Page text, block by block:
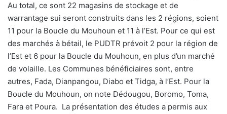
Au total, ce sont 22 magasins de stockage et de
warrantage sui seront construits dans les 2 régions, soient
11 pour la Boucle du Mouhoun et 11 à l’Est. Pour ce qui est
des marchés à bétail, le PUDTR prévoit 2 pour la région de
l’Est et 6 pour la Boucle du Mouhoun, en plus d’un marché
de volaille. Les Communes bénéficiaires sont, entre
autres, Fada, Dianpangou, Diabo et Tidga, à l’Est. Pour la
Boucle du Mouhoun, on note Dédougou, Boromo, Toma,
Fara et Poura. La présentation des études a permis aux